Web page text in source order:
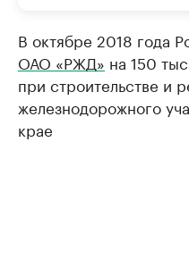
В октябре 2018 года
ОАО «РЖД» на 150
при строительстве и
железнодорожного
крае